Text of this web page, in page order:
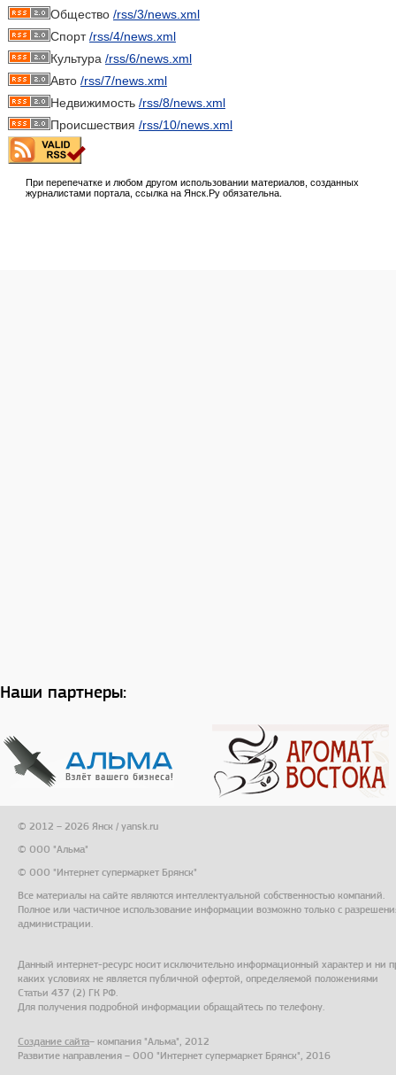
Общество /rss/3/news.xml
Спорт/rss/4/news.xml
Культура /rss/6/news.xml
Авто /rss/7/news.xml
Недвижимость /rss/8/news.xml
Происшествия /rss/10/news.xml
При перепечатке и любом другом использовании материалов, созданных
журналистами портала, ссылка на Янск.Ру обязательна.
Наши партнеры:
© 2012 – 2026 Янск / yansk.ru
© ООО "Альма"
© ООО "Интернет супермаркет Брянск"
Все материалы на сайте являются интеллектуальной собственностью компаний.
Полное или частичное использование информации возможно только с
администрации.
Данный интернет-ресурс носит исключительно информационный характер и ни
каких условиях не является публичной офертой, определяемой положениями
Статьи 437 (2) ГК РФ.
Для получения подробной информации обращайтесь по телефону.
Создание сайта– компания "Альма", 2012
Развитие направления – ООО "Интернет супермаркет Брянск", 2016